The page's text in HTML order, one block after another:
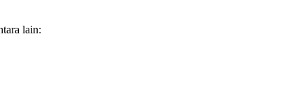
lain: